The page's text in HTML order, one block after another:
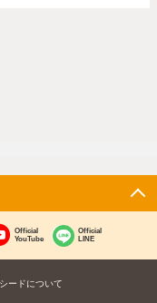
Official
YouTube
Official
LINE
ードについて